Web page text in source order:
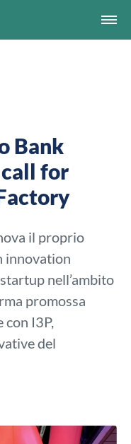
Bank
for
il proprio
innovation
nell’ambito
promossa
con I3P,
del